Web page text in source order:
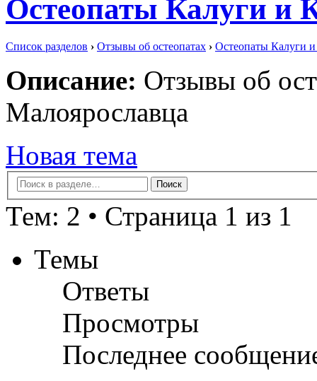
Остеопаты Калуги и
Список разделов › Отзывы об остеопатах › Остеопаты Калуги
Описание: Отзывы об
Малоярославца
Новая тема
Тем: 2 • Страница 1 из 1
Темы
Ответы
Просмотры
Последнее